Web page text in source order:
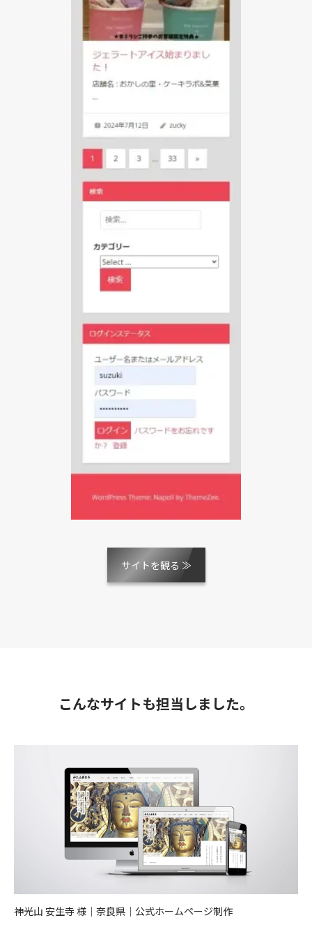
サイトを観る ≫
こんなサイトも担当しました。
神光山 安生寺 様｜奈良県｜公式ホームページ制作